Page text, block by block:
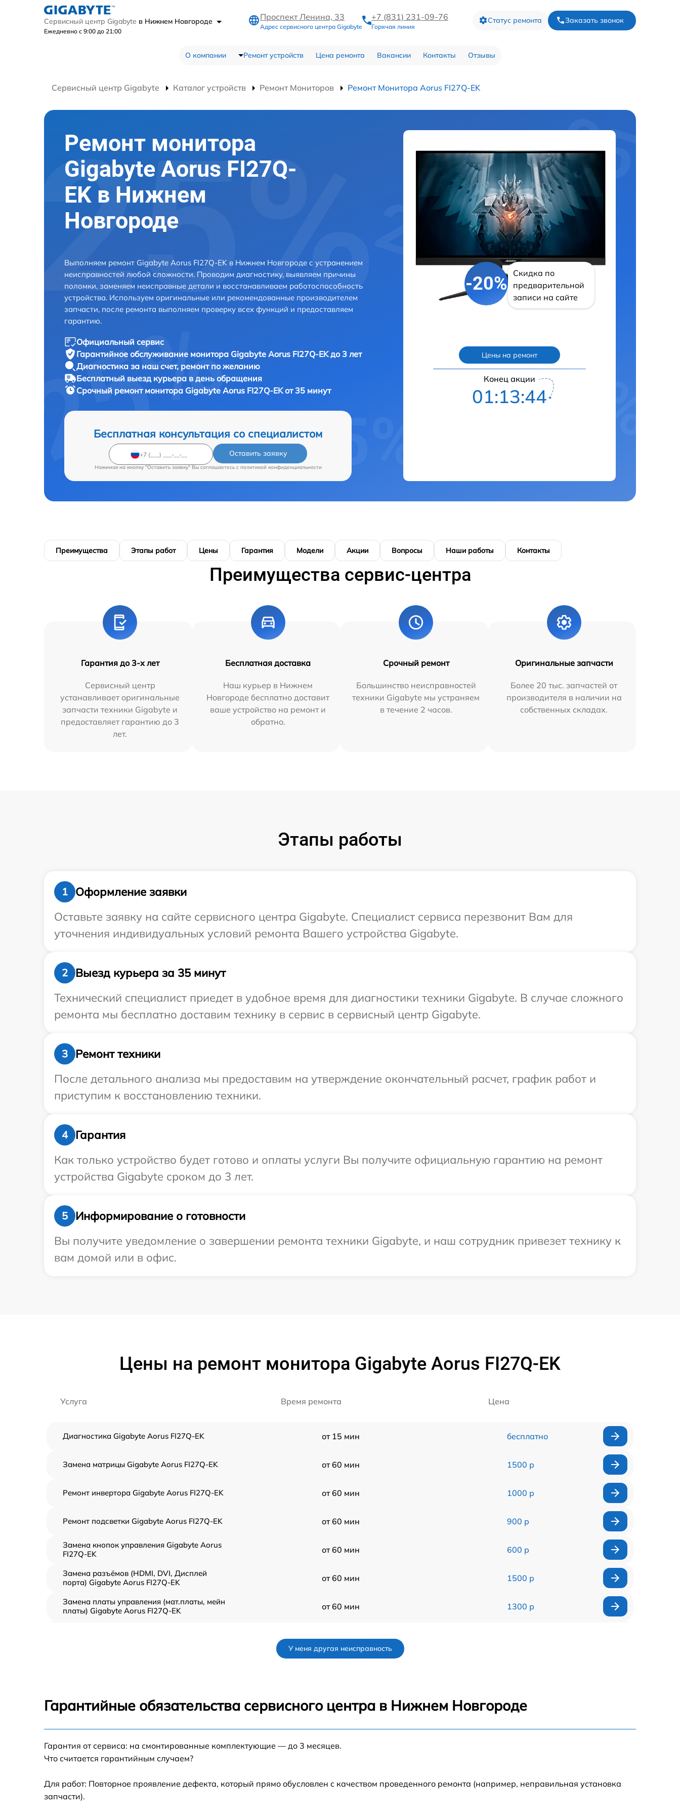
Сервисный центр Gigabyte в Нижнем Новгороде
Ежедневно с 9:00 до 21:00
Проспект Ленина, 33
Адрес сервисного центра Gigabyte
+7 (831) 231-09-76
Горячая линия
Статус ремонта Заказать звонок
О компании Ремонт устройств Цена ремонта Вакансии Контакты Отзывы
Сервисный центр Gigabyte Каталог устройств Ремонт Мониторов Ремонт Монитора Aorus FI27Q-EK
Ремонт монитора
Gigabyte Aorus FI27Q-
EK в Нижнем
Новгороде
Выполняем ремонт Gigabyte Aorus FI27Q-EK в Нижнем Новгороде с устранением
неисправностей любой сложности. Проводим диагностику, выявляем причины
поломки, заменяем неисправные детали и восстанавливаем работоспособность
устройства. Используем оригинальные или рекомендованные производителем
запчасти, после ремонта выполняем проверку всех функций и предоставляем
гарантию.
Официальный сервис
Гарантийное обслуживание монитора Gigabyte Aorus FI27Q-EK до 3 лет
Диагностика за наш счет, ремонт по желанию
Бесплатный выезд курьера в день обращения
Срочный ремонт монитора Gigabyte Aorus FI27Q-EK от 35 минут
Бесплатная консультация со специалистом
Оставить заявку
Нажимая на кнопку "Оставить заявку" Вы соглашаетесь c политикой конфиденциальности
-20%
Скидка по
предварительной
записи на сайте
Цены на ремонт
Конец акции
01:13:42
Преимущества Этапы работ Цены Гарантия Модели Акции Вопросы Наши работы Контакты
Преимущества сервис-центра
Гарантия до 3-х лет
Сервисный центр
устанавливает оригинальные
запчасти техники Gigabyte и
предоставляет гарантию до 3
лет.
Бесплатная доставка
Наш курьер в Нижнем
Новгороде бесплатно доставит
ваше устройство на ремонт и
обратно.
Срочный ремонт
Большинство неисправностей
техники Gigabyte мы устраняем
в течение 2 часов.
Оригинальные запчасти
Более 20 тыс. запчастей от
производителя в наличии на
собственных складах.
Этапы работы
1
Оформление заявки
Оставьте заявку на сайте сервисного центра Gigabyte. Специалист сервиса перезвонит Вам для
уточнения индивидуальных условий ремонта Вашего устройства Gigabyte.
2
Выезд курьера за 35 минут
Технический специалист приедет в удобное время для диагностики техники Gigabyte. В случае сложного
ремонта мы бесплатно доставим технику в сервис в сервисный центр Gigabyte.
3
Ремонт техники
После детального анализа мы предоставим на утверждение окончательный расчет, график работ и
приступим к восстановлению техники.
4
Гарантия
Как только устройство будет готово и оплаты услуги Вы получите официальную гарантию на ремонт
устройства Gigabyte сроком до 3 лет.
5
Информирование о готовности
Вы получите уведомление о завершении ремонта техники Gigabyte, и наш сотрудник привезет технику к
вам домой или в офис.
Цены на ремонт монитора Gigabyte Aorus FI27Q-EK
Услуга Время ремонта Цена
Диагностика Gigabyte Aorus FI27Q-EK от 15 мин бесплатно
Замена матрицы Gigabyte Aorus FI27Q-EK от 60 мин 1500 р
Ремонт инвертора Gigabyte Aorus FI27Q-EK от 60 мин 1000 р
Ремонт подсветки Gigabyte Aorus FI27Q-EK от 60 мин 900 р
Замена кнопок управления Gigabyte Aorus
FI27Q-EK
от 60 мин 600 р
Замена разъёмов (HDMI, DVI, Дисплей
порта) Gigabyte Aorus FI27Q-EK
от 60 мин 1500 р
Замена платы управления (мат.платы, мейн
платы) Gigabyte Aorus FI27Q-EK
от 60 мин 1300 р
Замена блока питания Gigabyte Aorus FI27Q-
от 60 мин
Aorus FI27Q-EK
У меня другая неисправность
Гарантийные обязательства сервисного центра в Нижнем Новгороде
Гарантия от сервиса: на смонтированные комплектующие — до 3 месяцев.
Что считается гарантийным случаем?
Для работ: Повторное проявление дефекта, который прямо обусловлен с качеством проведенного ремонта (например, неправильная установка
запчасти).